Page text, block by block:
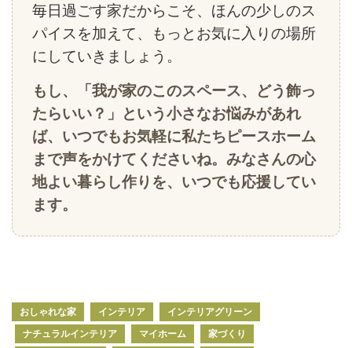
毎日過ごす家だからこそ、ほんの少しのス
パイスを加えて、もっとお気に入りの場所
にしていきましょう。
もし、「我が家のこのスペース、どう飾っ
たらいい？」という小さなお悩みがあれ
ば、いつでもお気軽に私たちピースホーム
まで声をかけてくださいね。みなさんの心
地よい暮らし作りを、いつでも応援してい
ます。
おしゃれな家 インテリア
インテリアグリーン
ナチュラルインテリア
マイホーム
家づくり